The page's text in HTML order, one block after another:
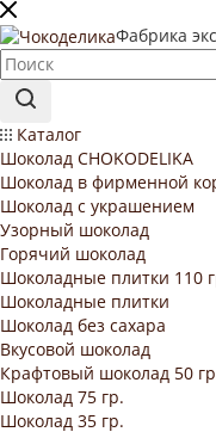
Фабрика
Каталог
Шоколад CHOKODELIKA
Шоколад в фирменной
Шоколад с украшением
Узорный шоколад
Горячий шоколад
Шоколадные плитки 110
Шоколадные плитки
Шоколад без сахара
Вкусовой шоколад
Крафтовый шоколад 50 гр
Шоколад 75 гр.
Шоколад 35 гр.